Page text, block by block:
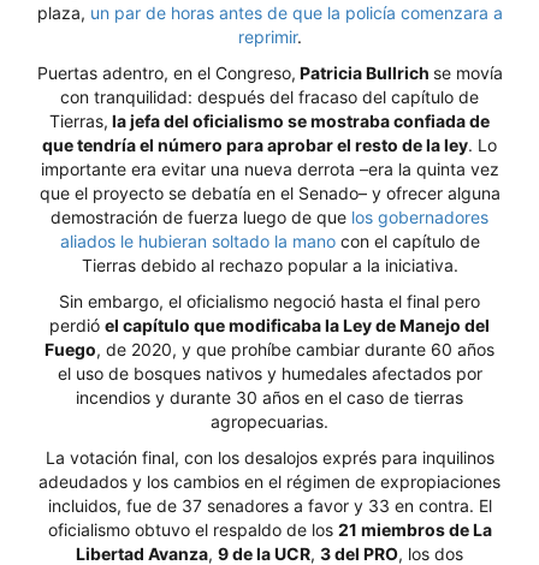
plaza, un par de horas antes de que la policía comenzara a
reprimir.
Puertas adentro, en el Congreso, Patricia Bullrich se movía
con tranquilidad: después del fracaso del capítulo de
Tierras, la jefa del oficialismo se mostraba confiada de
que tendría el número para aprobar el resto de la ley. Lo
importante era evitar una nueva derrota –era la quinta vez
que el proyecto se debatía en el Senado– y ofrecer alguna
demostración de fuerza luego de que los gobernadores
aliados le hubieran soltado la manocon el capítulo de
Tierras debido al rechazo popular a la iniciativa.
Sin embargo, el oficialismo negoció hasta el final pero
perdió el capítulo que modificaba la Ley de Manejo del
Fuego, de 2020, y que prohíbe cambiar durante 60 años
el uso de bosques nativos y humedales afectados por
incendios y durante 30 años en el caso de tierras
agropecuarias.
La votación final, con los desalojos exprés para inquilinos
adeudados y los cambios en el régimen de expropiaciones
incluidos, fue de 37 senadores a favor y 33 en contra. El
oficialismo obtuvo el respaldo de los 21 miembros de La
Libertad Avanza, 9 de la UCR, 3 del PRO, los dos